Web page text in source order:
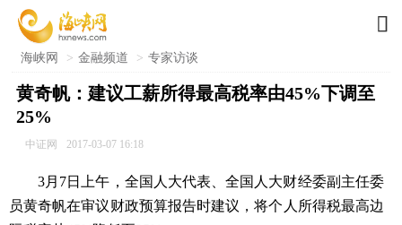

海峡网 > 金融频道 > 专家访谈
黄奇帆：建议工薪所得最高税率由45%下调至
25%
中证网 2017-03-07 16:18
3月7日上午，全国人大代表、全国人大财经委副主任委
员黄奇帆在审议财政预算报告时建议，将个人所得税最高边